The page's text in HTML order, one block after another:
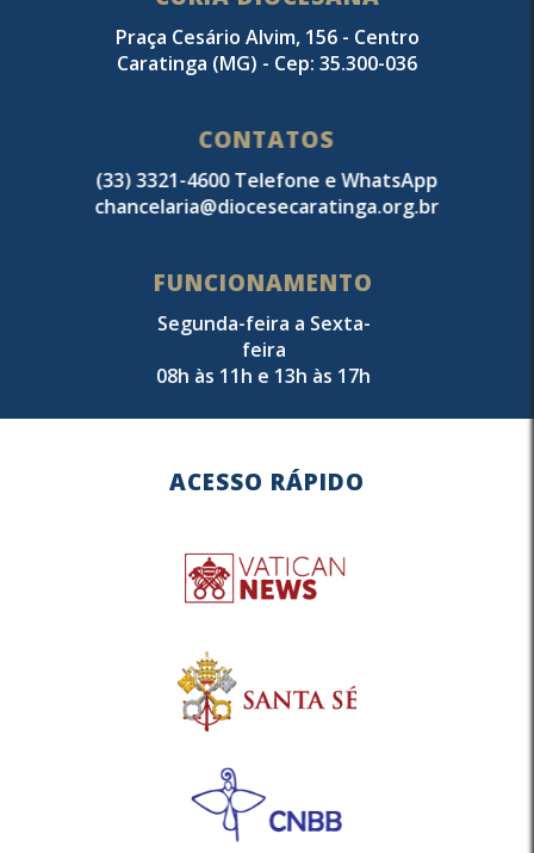
Praça Cesário Alvim, 156 - Centro
Caratinga (MG) - Cep: 35.300-036
CONTATOS
(33) 3321-4600 Telefone e WhatsApp
chancelaria@diocesecaratinga.org.br
FUNCIONAMENTO
Segunda-feira a Sexta-
feira
08h às 11h e 13h às 17h
ACESSO RÁPIDO